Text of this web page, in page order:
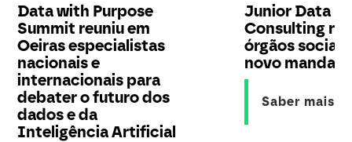
Data with Purpose
Summit reuniu em
Oeiras especialistas
nacionais e
internacionais para
debater o futuro dos
dados e da
Inteligência Artificial
Junior Data
Consulting
órgãos
novo mandato
Saber mais